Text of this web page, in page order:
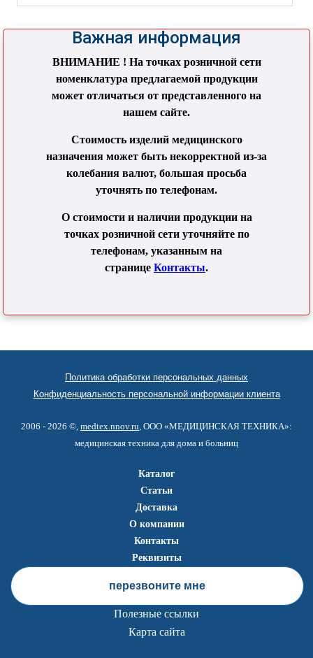
Важная информация
ВНИМАНИЕ ! На точках розничной сети
номенклатура предлагаемой продукции
может отличаться от представленного на
нашем сайте.
Стоимость изделий медицинского
назначения может быть некорректной из-за
колебания валют, большая просьба
уточнять по телефонам.
О стоимости и наличии продукции на
точках розничной сети уточняйте по
телефонам, указанным на
странице Контакты.
Политика обработки персональных данных
Конфиденциальность персональной информации клиента
2006 - 2026 ©, medtex.nnov.ru , ООО «МЕДИЦИНСКАЯ ТЕХНИКА»:
медицинская техника для дома и больниц
Каталог
Статьи
Доставка
О компании
Контакты
Реквизиты
перезвоните мне
Полезные ссылки
Карта сайта